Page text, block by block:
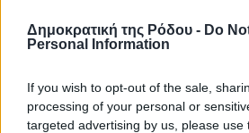
Δημοκρατική της Ρόδου - Do
Personal Information
If you wish to opt-out of the sale,
processing of your personal or
targeted advertising by us, please use